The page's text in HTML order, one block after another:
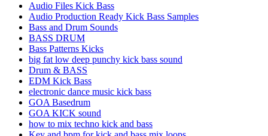
Audio Files Kick Bass
Audio Production Ready Kick Bass Samples
Bass and Drum Sounds
BASS DRUM
Bass Patterns Kicks
big fat low deep punchy kick bass sound
Drum & BASS
EDM Kick Bass
electronic dance music kick bass
GOA Basedrum
GOA KICK sound
how to mix techno kick and bass